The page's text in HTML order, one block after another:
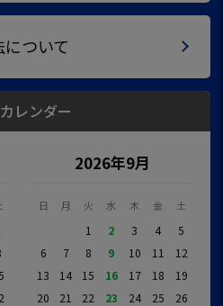
ついて
レンダー
2026年9月
日 月 火 水 木 金 土
1 2 3 4
5
6
7 8 9 10 11
12
13
14 15 16 17 18
19
20
21 22 23 24 25
26